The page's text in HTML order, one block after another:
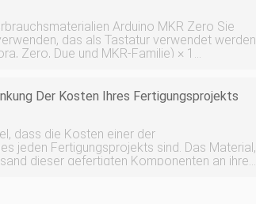
Arduino MKR Zero Sie
das als Tastatur verwendet werden
Zero, Due und MKR-Familie) × 1
Der Kosten Ihres Fertigungsprojekts
dass die Kosten einer der
jeden Fertigungsprojekts sind. Das Material,
dieser gefertigten Komponenten an ihren